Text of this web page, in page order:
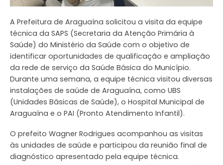
A Prefeitura de Araguaína solicitou a visita da equipe
técnica da SAPS (Secretaria da Atenção Primária à
Saúde) do Ministério da Saúde com o objetivo de
identificar oportunidades de qualificação e ampliação
da rede de serviço da Saúde Básica do Município.
Durante uma semana, a equipe técnica visitou diversas
instalações de saúde de Araguaína, como UBS
(Unidades Básicas de Saúde), o Hospital Municipal de
Araguaína e o PAI (Pronto Atendimento Infantil).
O prefeito Wagner Rodrigues acompanhou as visitas
às unidades de saúde e participou da reunião final de
diagnóstico apresentado pela equipe técnica.